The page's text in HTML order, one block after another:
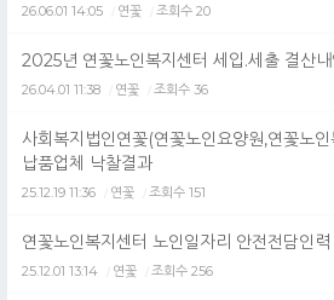
26.06.01 14:05 연꽃 조회수 20
2025년 연꽃노인복지센터 세입.세출 결산내
26.04.01 11:38 연꽃 조회수 36
사회복지법인연꽃(연꽃노인요양원,연꽃노
납품업체 낙찰결과
25.12.19 11:36 연꽃 조회수 151
연꽃노인복지센터 노인일자리 안전전담인
25.12.01 13:14 연꽃 조회수 256